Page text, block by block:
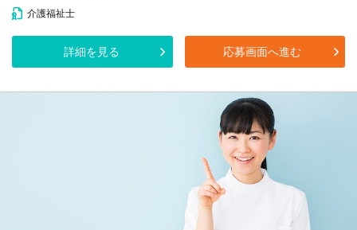
介護福祉士
詳細を見る 応募画面へ進む